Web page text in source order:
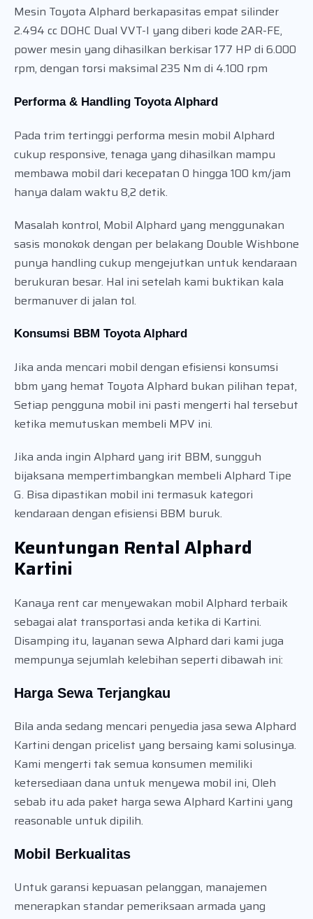
Mesin Toyota Alphard berkapasitas empat silinder
2.494 cc DOHC Dual VVT-I yang diberi kode 2AR-FE,
power mesin yang dihasilkan berkisar 177 HP di 6.000
rpm, dengan torsi maksimal 235 Nm di 4.100 rpm
Performa & Handling Toyota Alphard
Pada trim tertinggi performa mesin mobil Alphard
cukup responsive, tenaga yang dihasilkan mampu
membawa mobil dari kecepatan 0 hingga 100 km/jam
hanya dalam waktu 8,2 detik.
Masalah kontrol, Mobil Alphard yang menggunakan
sasis monokok dengan per belakang Double Wishbone
punya handling cukup mengejutkan untuk kendaraan
berukuran besar. Hal ini setelah kami buktikan kala
bermanuver di jalan tol.
Konsumsi BBM Toyota Alphard
Jika anda mencari mobil dengan efisiensi konsumsi
bbm yang hemat Toyota Alphard bukan pilihan tepat,
Setiap pengguna mobil ini pasti mengerti hal tersebut
ketika memutuskan membeli MPV ini.
Jika anda ingin Alphard yang irit BBM, sungguh
bijaksana mempertimbangkan membeli Alphard Tipe
G. Bisa dipastikan mobil ini termasuk kategori
kendaraan dengan efisiensi BBM buruk.
Keuntungan Rental Alphard
Kartini
Kanaya rent car menyewakan mobil Alphard terbaik
sebagai alat transportasi anda ketika di Kartini.
Disamping itu, layanan sewa Alphard dari kami juga
mempunya sejumlah kelebihan seperti dibawah ini:
Harga Sewa Terjangkau
Bila anda sedang mencari penyedia jasa sewa Alphard
Kartini dengan pricelist yang bersaing kami solusinya.
Kami mengerti tak semua konsumen memiliki
ketersediaan dana untuk menyewa mobil ini, Oleh
sebab itu ada paket harga sewa Alphard Kartini yang
reasonable untuk dipilih.
Mobil Berkualitas
Untuk garansi kepuasan pelanggan, manajemen
menerapkan standar pemeriksaan armada yang